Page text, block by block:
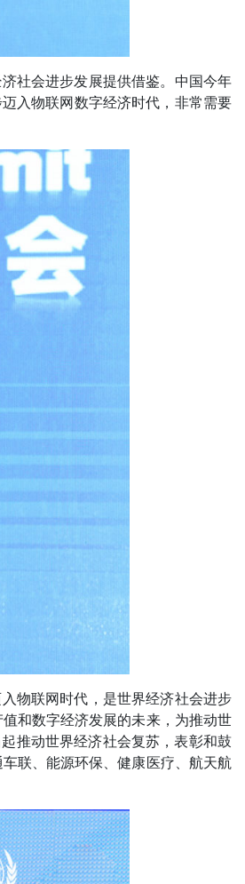
社会进步发展提供借鉴。中国今年
入物联网数字经济时代，非常需要
物联网时代，是世界经济社会进步
和数字经济发展的未来，为推动世
推动世界经济社会复苏，表彰和鼓
联、能源环保、健康医疗、航天航